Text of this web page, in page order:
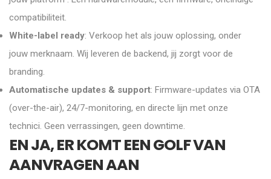
compatibiliteit.
White-label ready: Verkoop het als jouw oplossing, onder
jouw merknaam. Wij leveren de backend, jij zorgt voor de
branding.
Automatische updates & support: Firmware-updates via OTA
(over-the-air), 24/7-monitoring, en directe lijn met onze
technici. Geen verrassingen, geen downtime.
EN JA, ER KOMT EEN GOLF VAN
AANVRAGEN AAN